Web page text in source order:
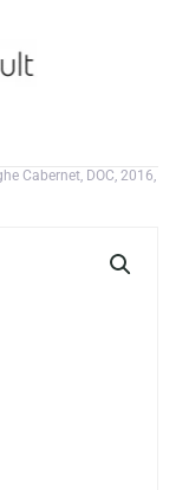
Cabernet, DOC, 2016,